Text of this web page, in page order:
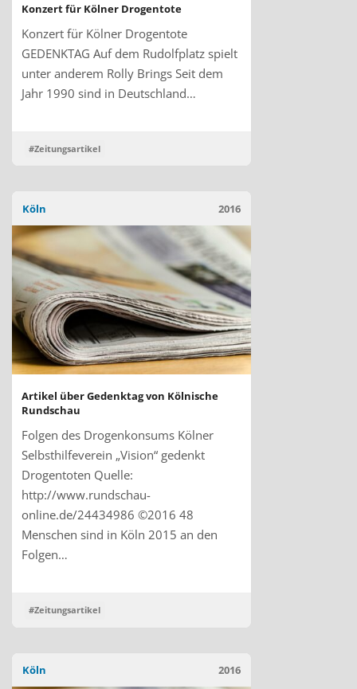
Konzert für Kölner Drogentote
Konzert für Kölner Drogentote
GEDENKTAG Auf dem Rudolfplatz spielt
unter anderem Rolly Brings Seit dem
Jahr 1990 sind in Deutschland…
#Zeitungsartikel
2016
Köln
Artikel über Gedenktag von Kölnische
Rundschau
Folgen des Drogenkonsums Kölner
Selbsthilfeverein „Vision“ gedenkt
Drogentoten Quelle:
http://www.rundschau-
online.de/24434986 ©2016 48
Menschen sind in Köln 2015 an den
Folgen…
#Zeitungsartikel
2016
Köln